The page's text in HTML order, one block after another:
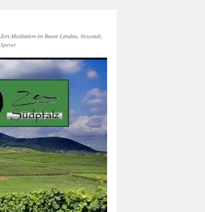
Zen-Meditation im Raum Landau, Neustadt,
Speyer